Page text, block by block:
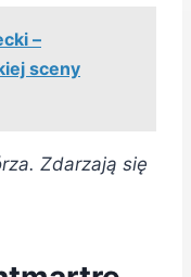
–
sceny
Zdarzają się